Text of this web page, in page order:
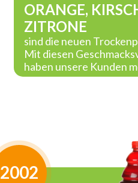
ORANGE,
ZITRONE
sind die neuen
Mit diesen
haben unsere Kunden
2002